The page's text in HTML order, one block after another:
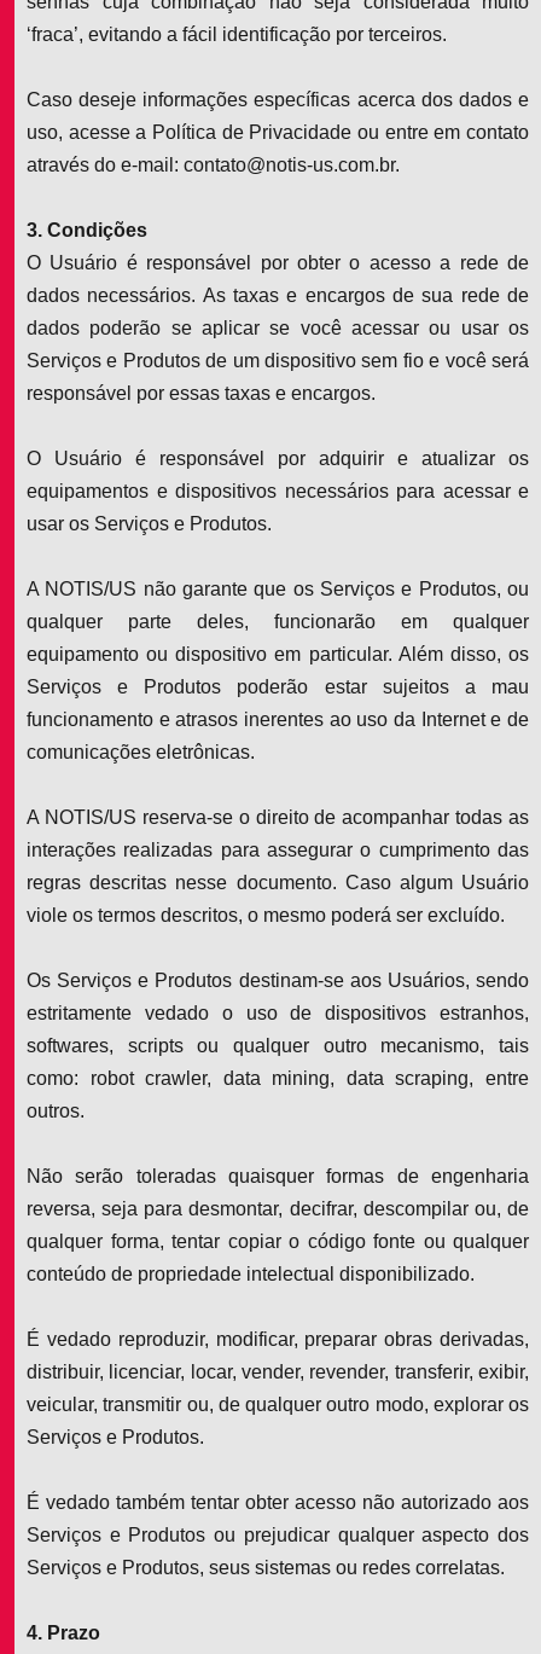
‘fraca’, evitando a fácil identificação por terceiros.
Caso deseje informações específicas acerca dos dados e
uso, acesse a Política de Privacidade ou entre em contato
através do e-mail: contato@notis-us.com.br.
3. Condições
O Usuário é responsável por obter o acesso a rede de
dados necessários. As taxas e encargos de sua rede de
dados poderão se aplicar se você acessar ou usar os
Serviços e Produtos de um dispositivo sem fio e você será
responsável por essas taxas e encargos.
O Usuário é responsável por adquirir e atualizar os
equipamentos e dispositivos necessários para acessar e
usar os Serviços e Produtos.
A NOTIS/US não garante que os Serviços e Produtos, ou
qualquer parte deles, funcionarão em qualquer
equipamento ou dispositivo em particular. Além disso, os
Serviços e Produtos poderão estar sujeitos a mau
funcionamento e atrasos inerentes ao uso da Internet e de
comunicações eletrônicas.
A NOTIS/US reserva-se o direito de acompanhar todas as
interações realizadas para assegurar o cumprimento das
regras descritas nesse documento. Caso algum Usuário
viole os termos descritos, o mesmo poderá ser excluído.
Os Serviços e Produtos destinam-se aos Usuários, sendo
estritamente vedado o uso de dispositivos estranhos,
softwares, scripts ou qualquer outro mecanismo, tais
como: robot crawler, data mining, data scraping, entre
outros.
Não serão toleradas quaisquer formas de engenharia
reversa, seja para desmontar, decifrar, descompilar ou, de
qualquer forma, tentar copiar o código fonte ou qualquer
conteúdo de propriedade intelectual disponibilizado.
É vedado reproduzir, modificar, preparar obras derivadas,
distribuir, licenciar, locar, vender, revender, transferir, exibir,
veicular, transmitir ou, de qualquer outro modo, explorar os
Serviços e Produtos.
É vedado também tentar obter acesso não autorizado aos
Serviços e Produtos ou prejudicar qualquer aspecto dos
Serviços e Produtos, seus sistemas ou redes correlatas.
4. Prazo